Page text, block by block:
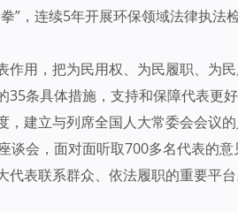
”，连续5年开展环保领域法律执法
作用，把为民用权、为民履职、为
35条具体措施，支持和保障代表更
，建立与列席全国人大常委会会议
谈会，面对面听取700多名代表的
代表联系群众、依法履职的重要平